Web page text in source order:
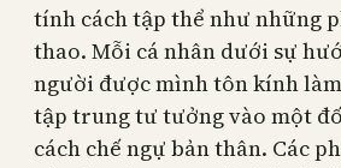
tính cách tập thể như những
thao. Mỗi cá nhân dưới sự
người được mình tôn kính
tập trung tư tưởng vào một
cách chế ngự bản thân. Các